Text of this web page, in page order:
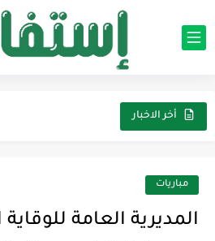
أخر الاخبار
مباريات
المديرية العامة